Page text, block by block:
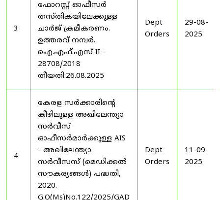
3
ഫോറസ്റ്റ് ഓഫീസർ
തസ്തികയിലേക്കുള്ള
ചാർജ് ക്രമീകരണം.
ഉത്തരവ് നമ്പർ.
ഐ.എഫ്.എസ് II -
28708/2018
തീയതി:26.08.2025
Dept
Orders
29-08-
2025
4
കേരള സർക്കാരിന്റെ
കീഴിലുള്ള അഖിലേന്ത്യാ
സർവീസ്
ഓഫീസർമാർക്കുള്ള AIS
- അഖിലേന്ത്യാ
സർവീസസ് (മെഡിക്കൽ
സൗകര്യങ്ങൾ) പദ്ധതി,
2020.
G.O(Ms)No.122/2025/GAD
Dept
Orders
11-09-
2025